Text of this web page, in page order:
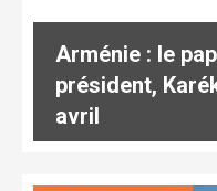
Arménie : le
président,
avril